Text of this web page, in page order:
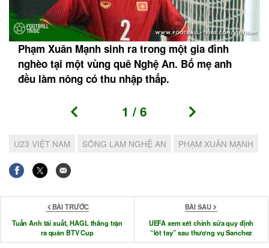
Phạm Xuân Mạnh sinh ra trong một gia đình
nghèo tại một vùng quê Nghệ An. Bố mẹ anh
đều làm nông có thu nhập thấp.
1 / 6
U23 VIỆT NAM SÔNG LAM NGHỆ AN PHẠM XUÂN MẠNH
BÀI TRƯỚC
Tuấn Anh tái xuất, HAGL thắng trận
ra quân BTV Cup
BÀI SAU
UEFA xem xét chỉnh sửa quy định
“lót tay” sau thương vụ Sanchez